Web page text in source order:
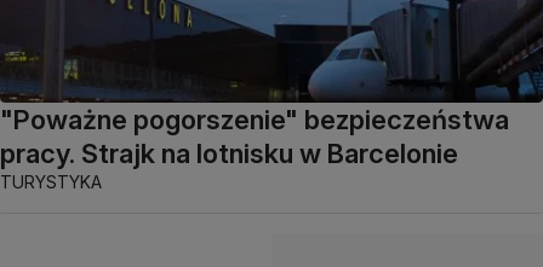
"Poważne pogorszenie" bezpieczeństwa
pracy. Strajk na lotnisku w Barcelonie
TURYSTYKA